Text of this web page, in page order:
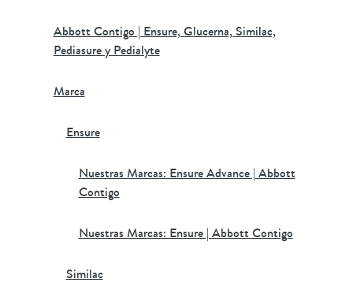
Abbott Contigo | Ensure, Glucerna, Similac,
Pediasure y Pedialyte
Marca
Ensure
Nuestras Marcas: Ensure Advance | Abbott
Contigo
Nuestras Marcas: Ensure | Abbott Contigo
Similac